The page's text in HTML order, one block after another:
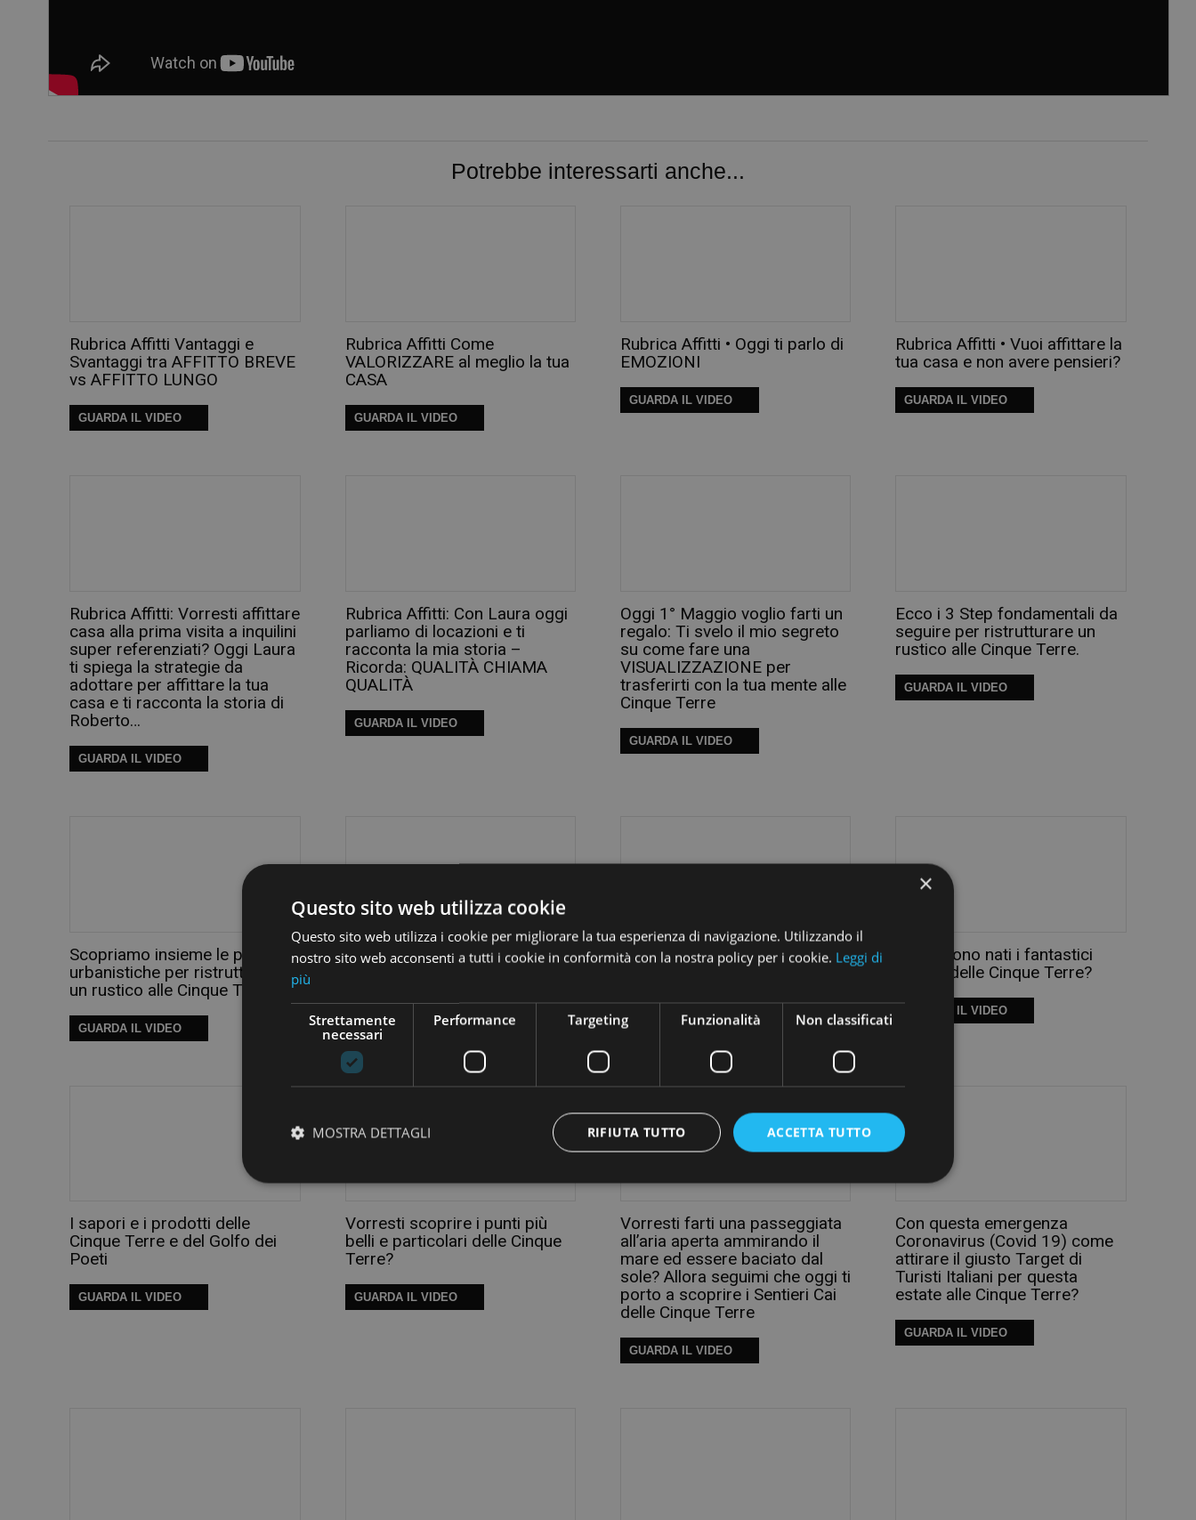
Potrebbe interessarti anche...
Rubrica Affitti Vantaggi e
Svantaggi tra AFFITTO BREVE
vs AFFITTO LUNGO
GUARDA IL VIDEO
Rubrica Affitti Come
VALORIZZARE al meglio la tua
CASA
GUARDA IL VIDEO
Rubrica Affitti • Oggi ti parlo di
EMOZIONI
GUARDA IL VIDEO
Rubrica Affitti • Vuoi affittare la
tua casa e non avere pensieri?
GUARDA IL VIDEO
Rubrica Affitti: Vorresti affittare
casa alla prima visita a inquilini
super referenziati? Oggi Laura
ti spiega la strategie da
adottare per affittare la tua
casa e ti racconta la storia di
Roberto…
GUARDA IL VIDEO
Rubrica Affitti: Con Laura oggi
parliamo di locazioni e ti
racconta la mia storia –
Ricorda: QUALITÀ CHIAMA
QUALITÀ
GUARDA IL VIDEO
Oggi 1° Maggio voglio farti un
regalo: Ti svelo il mio segreto
su come fare una
VISUALIZZAZIONE per
trasferirti con la tua mente alle
Cinque Terre
GUARDA IL VIDEO
Ecco i 3 Step fondamentali da
seguire per ristrutturare un
rustico alle Cinque Terre.
GUARDA IL VIDEO
Scopriamo insieme le pratiche
urbanistiche per ristrutturare
un rustico alle Cinque Terre.
GUARDA IL VIDEO
Scopriamo come acquistare
GUARDA IL VIDEO
Scopriamo insieme i SENTIERI
delle Cinque Terre
Come sono nati i fantastici
Rustici delle Cinque Terre?
GUARDA IL VIDEO
I sapori e i prodotti delle
Cinque Terre e del Golfo dei
Poeti
GUARDA IL VIDEO
Vorresti scoprire i punti più
belli e particolari delle Cinque
Terre?
GUARDA IL VIDEO
Vorresti farti una passeggiata
all’aria aperta ammirando il
mare ed essere baciato dal
sole? Allora seguimi che oggi ti
porto a scoprire i Sentieri Cai
delle Cinque Terre
GUARDA IL VIDEO
Con questa emergenza
Coronavirus (Covid 19) come
attirare il giusto Target di
Turisti Italiani per questa
estate alle Cinque Terre?
GUARDA IL VIDEO
×
Questo sito web utilizza cookie
Questo sito web utilizza i cookie per migliorare la tua esperienza di navigazione. Utilizzando il
nostro sito web acconsenti a tutti i cookie in conformità con la nostra policy per i cookie. Leggi di
più
Strettamente
necessari
Performance Targeting Funzionalità Non classificati
ACCETTA TUTTO
RIFIUTA TUTTO
MOSTRA DETTAGLI